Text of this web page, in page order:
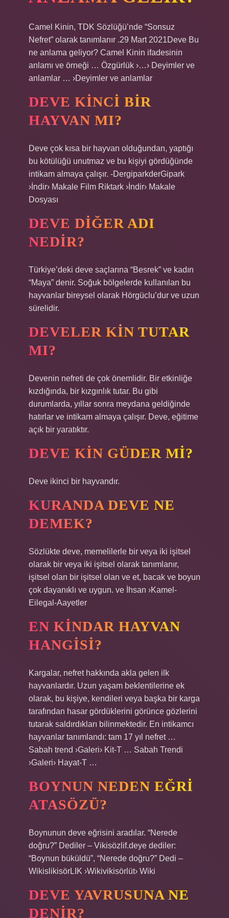
Camel Kinin, TDK Sözlüğü’nde “Sonsuz
Nefret” olarak tanımlanır .29 Mart 2021Deve Bu
ne anlama geliyor? Camel Kinin ifadesinin
anlamı ve örneği … Özgürlük ›…› Deyimler ve
anlamlar … ›Deyimler ve anlamlar
DEVE KINCI BIR
HAYVAN MI?
Deve çok kısa bir hayvan olduğundan, yaptığı
bu kötülüğü unutmaz ve bu kişiyi gördüğünde
intikam almaya çalışır. -DergiparkderGipark
›İndir› Makale Film Riktark ›İndir› Makale
Dosyası
DEVE DIĞER ADI
NEDIR?
Türkiye’deki deve saçlarına “Besrek” ve kadın
“Maya” denir. Soğuk bölgelerde kullanılan bu
hayvanlar bireysel olarak Hörgüclu’dur ve uzun
sürelidir.
DEVELER KIN TUTAR
MI?
Devenin nefreti de çok önemlidir. Bir etkinliğe
kızdığında, bir kızgınlık tutar. Bu gibi
durumlarda, yıllar sonra meydana geldiğinde
hatırlar ve intikam almaya çalışır. Deve, eğitime
açık bir yaratıktır.
DEVE KIN GÜDER MI?
Deve ikinci bir hayvandır.
KURANDA DEVE NE
DEMEK?
Sözlükte deve, memelilerle bir veya iki işitsel
olarak bir veya iki işitsel olarak tanımlanır,
işitsel olan bir işitsel olan ve et, bacak ve boyun
çok dayanıklı ve uygun. ve İhsan ›Kamel-
Eilegal-Aayetler
EN KINDAR HAYVAN
HANGISI?
Kargalar, nefret hakkında akla gelen ilk
hayvanlardır. Uzun yaşam beklentilerine ek
olarak, bu kişiye, kendileri veya başka bir karga
tarafından hasar gördüklerini görünce gözlerini
tutarak saldırdıkları bilinmektedir. En intikamcı
hayvanlar tanımlandı: tam 17 yıl nefret …
Sabah trend ›Galeri› Kit-T … Sabah Trendi
›Galeri› Hayat-T …
BOYNUN NEDEN EĞRI
ATASÖZÜ?
Boynunun deve eğrisini aradılar. “Nerede
doğru?” Dediler – Vikisözlif.deye dediler:
“Boynun büküldü”, “Nerede doğru?” Dedi –
WikislikisörLIK ›Wikivikisörlüt› Wiki
DEVE YAVRUSUNA NE
DENIR?